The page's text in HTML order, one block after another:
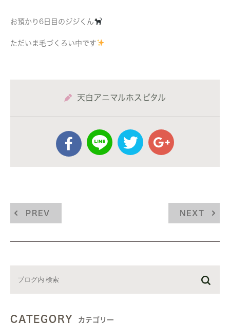
お預かり6日目のジジくん
ただいま毛づくろい中です
天白アニマルホスピタル
PREV NEXT
CATEGORY カテゴリー